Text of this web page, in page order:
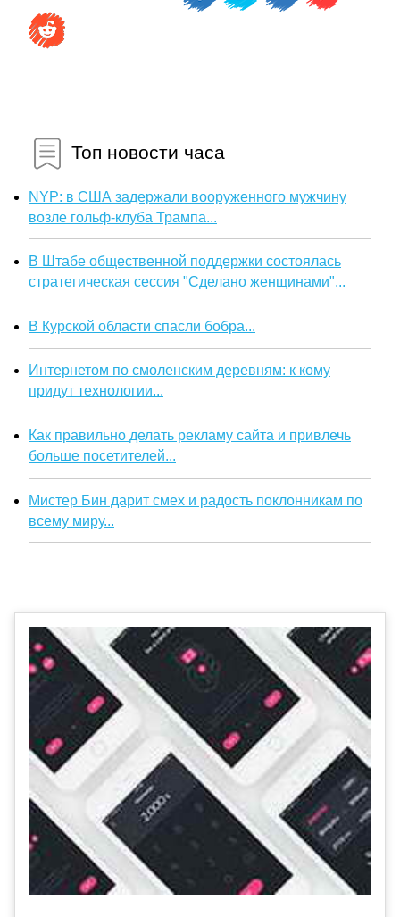
Топ новости часа
NYP: в США задержали вооруженного мужчину
возле гольф-клуба Трампа...
В Штабе общественной поддержки состоялась
стратегическая сессия "Сделано женщинами"...
В Курской области спасли бобра...
Интернетом по смоленским деревням: к кому
придут технологии...
Как правильно делать рекламу сайта и привлечь
больше посетителей...
Мистер Бин дарит смех и радость поклонникам по
всему миру...